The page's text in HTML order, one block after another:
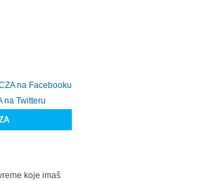
na Facebooku
na Twitteru
koje imaš